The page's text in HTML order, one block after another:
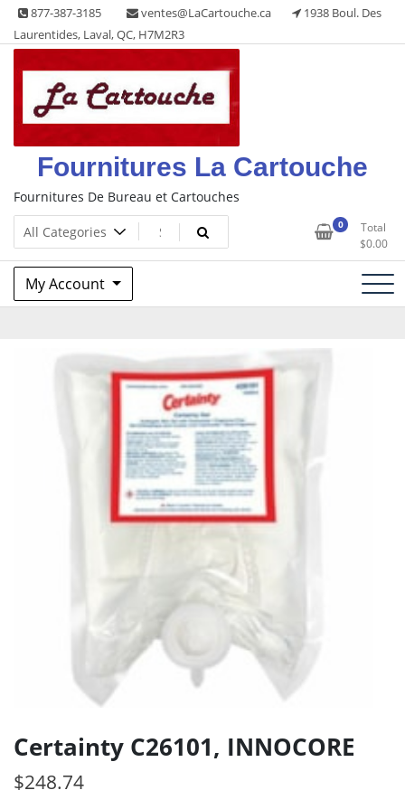
Skip
content
877-387-3185 ventes@LaCartouche.ca
1938 Boul. Des
Laurentides, Laval, QC, H7M2R3
Fournitures La Cartouche
Fournitures De Bureau et Cartouches
0
Total
$0.00
My Account
Certainty C26101, INNOCORE
$248.74